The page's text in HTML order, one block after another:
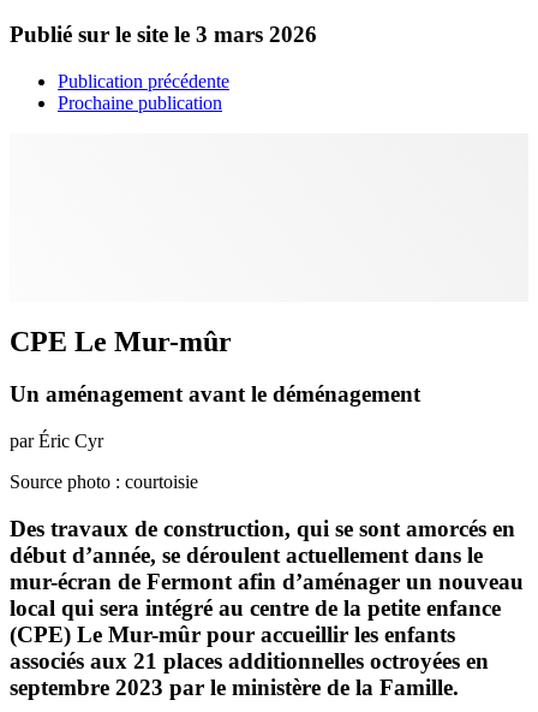
Publié sur le site le 3 mars 2026
Publication précédente
Prochaine publication
CPE Le Mur-mûr
Un aménagement avant le déménagement
par Éric Cyr
Source photo : courtoisie
Des travaux de construction, qui se sont amorcés en
début d’année, se déroulent actuellement dans le
mur-écran de Fermont afin d’aménager un nouveau
local qui sera intégré au centre de la petite enfance
(CPE) Le Mur-mûr pour accueillir les enfants
associés aux 21 places additionnelles octroyées en
septembre 2023 par le ministère de la Famille.